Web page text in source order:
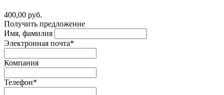
400,00 руб.
Получить предложение
Имя, фамилия
Электронная почта*
Компания
Телефон*